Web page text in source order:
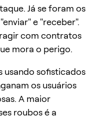
Já se foram os
e "receber".
com contratos
mora o perigo.
usando sofisticados
os usuários
A maior
roubos é a